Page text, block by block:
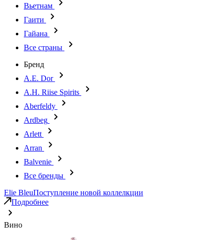
Вьетнам
Гаити
Гайана
Все страны
Бренд
A.E. Dor
A.H. Riise Spirits
Aberfeldy
Ardbeg
Arlett
Arran
Balvenie
Все бренды
Elie BleuПоступление новой коллелкции
Подробнее
Вино